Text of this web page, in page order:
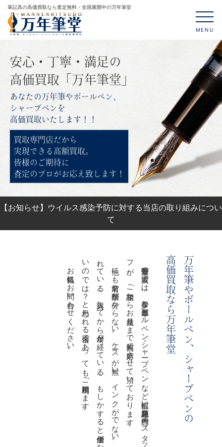
筆記具の高価買取なら査定無料・全国展開中の万年筆堂
MENU
安心・丁寧・満足の
高価買取「万年筆堂」
あなたの万年筆やボールペン、
シャープペンを
高価買取いたします！！
買取専門店だから
実現できる高額買取。
皆様のご期待に
査定のプロがお応え致します！
【お知らせ】ウイルス感染予防に対する当店の取り組みについ
て
万年筆やボールペン
、
シャープペンの
高価買取なら万年筆堂
万年筆堂の
買取で
は
、
希少な
万年筆・ボ
ール
ペ
ン
・シ
ャ
ープ
ペ
ン
な
ど
幅広い
筆記用具を
専門の
ス
タ
ッ
フ
が
、
ご
相談か
ら
お
見積り
ま
で
無料で
対応さ
せ
て
頂い
て
お
り
ま
す
。
他に
も
名前や
種類が
分か
ら
な
い
。
ケ
ース
が
無い
。
イ
ン
ク
が
で
な
い
。
汚
れ
て
い
る
。
購入し
て
か
ら
年月が
経っ
て
い
る
。
も
し
か
す
る
と
価値が
な
い
の
で
は
？
と
思わ
れ
る
場合で
あ
っ
て
も
ご
利用頂け
ま
す
。
お気軽にお問い合わせください。